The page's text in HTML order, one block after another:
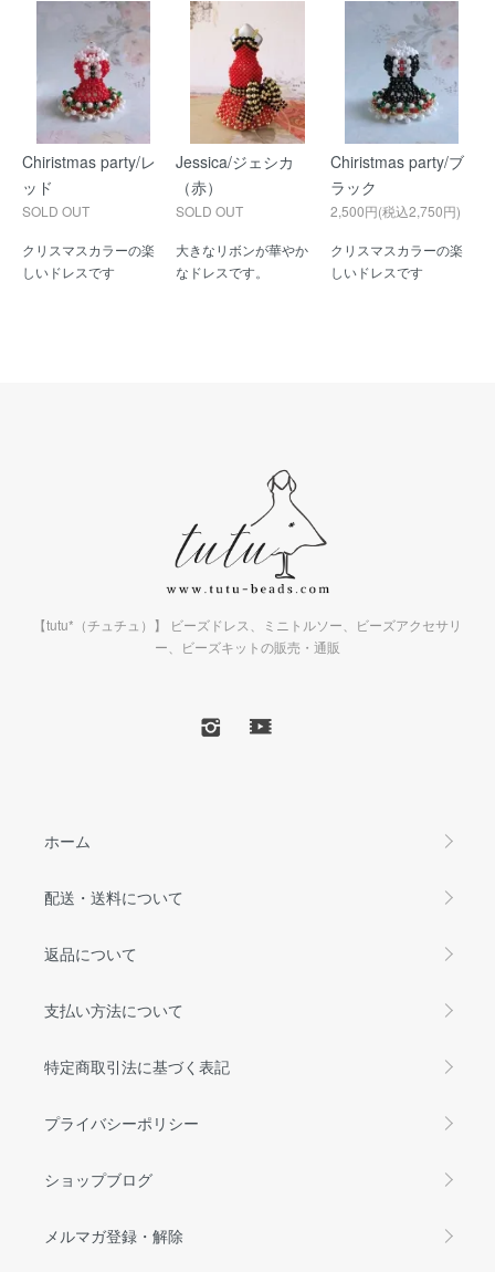
Chiristmas party/レ
ッド
SOLD OUT
クリスマスカラーの楽
しいドレスです
Jessica/ジェシカ
（赤）
SOLD OUT
大きなリボンが華やか
なドレスです。
Chiristmas party/ブ
ラック
2,500円(税込2,750円)
クリスマスカラーの楽
しいドレスです
【tutu*（チュチュ）】 ビーズドレス、ミニトルソー、ビーズアクセサリ
ー、ビーズキットの販売・通販
ホーム
配送・送料について
返品について
支払い方法について
特定商取引法に基づく表記
プライバシーポリシー
ショップブログ
メルマガ登録・解除